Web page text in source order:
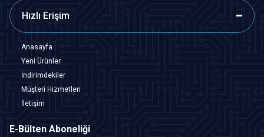
Hızlı Erişim
Anasayfa
Yeni Ürünler
İndirimdekiler
Müşteri Hizmetleri
İletişim
E-Bülten Aboneliği